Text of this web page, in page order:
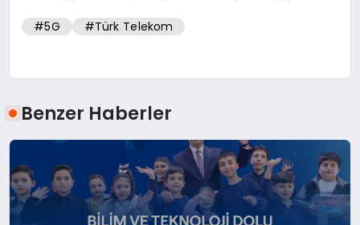
#5G #Türk Telekom
Benzer Haberler